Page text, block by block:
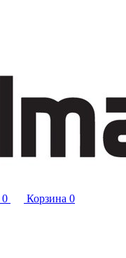
0 Корзина 0